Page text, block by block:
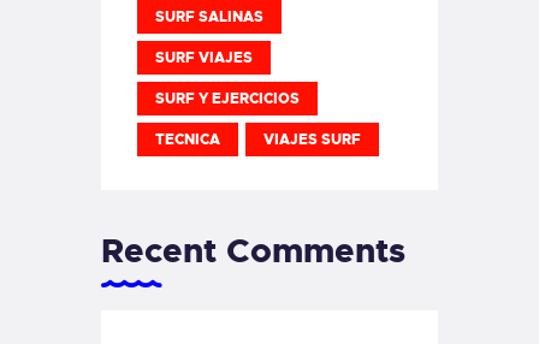
SURF SALINAS
SURF VIAJES
SURF Y EJERCICIOS
TECNICA VIAJES SURF
Recent Comments